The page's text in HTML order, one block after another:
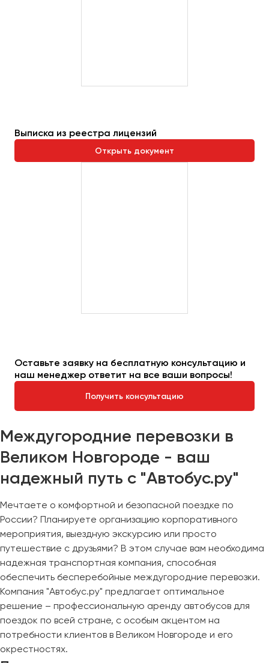
Выписка из реестра лицензий
Открыть документ
Оставьте заявку на бесплатную консультацию и
наш менеджер ответит на все ваши вопросы!
Получить консультацию
Междугородние перевозки в
Великом Новгороде - ваш
надежный путь с "Автобус.ру"
Мечтаете о комфортной и безопасной поездке по
России? Планируете организацию корпоративного
мероприятия, выездную экскурсию или просто
путешествие с друзьями? В этом случае вам необходима
надежная транспортная компания, способная
обеспечить бесперебойные междугородние перевозки.
Компания "Автобус.ру" предлагает оптимальное
решение – профессиональную аренду автобусов для
поездок по всей стране, с особым акцентом на
потребности клиентов в Великом Новгороде и его
окрестностях.